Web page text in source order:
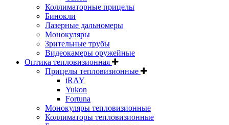
Коллиматорные прицелы
Бинокли
Лазерные дальномеры
Монокуляры
Зрительные трубы
Видеокамеры оружейные
Оптика тепловизионная
Прицелы тепловизионные
iRAY
Yukon
Fortuna
Монокуляры тепловизионные
Коллиматоры тепловизионные